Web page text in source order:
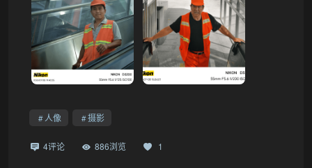
人像 摄影
4评论 886浏览 1